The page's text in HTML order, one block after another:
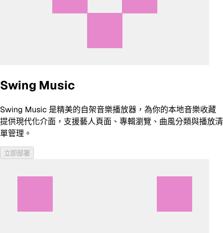
Swing Music
Swing Music 是精美的自架音樂播放器，為你的本地音樂收藏
提供現代化介面，支援藝人頁面、專輯瀏覽、曲風分類與播放清
單管理。
立即部署